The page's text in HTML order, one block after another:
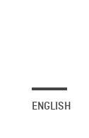
ENGLISH